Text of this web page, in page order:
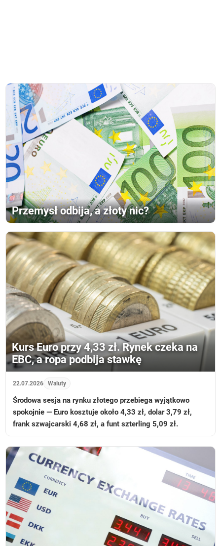
Przemysł odbija, a złoty nic?
Kurs Euro przy 4,33 zł. Rynek czeka na
EBC, a ropa podbija stawkę
22.07.2026 Waluty
Środowa sesja na rynku złotego przebiega wyjątkowo
spokojnie — Euro kosztuje około 4,33 zł, dolar 3,79 zł,
frank szwajcarski 4,68 zł, a funt szterling 5,09 zł.